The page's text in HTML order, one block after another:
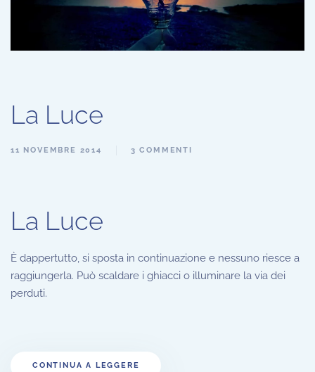
La Luce
11 NOVEMBRE 2014 3 COMMENTI
La Luce
È dappertutto, si sposta in continuazione e nessuno riesce a
raggiungerla. Può scaldare i ghiacci o illuminare la via dei
perduti.
CONTINUA A LEGGERE